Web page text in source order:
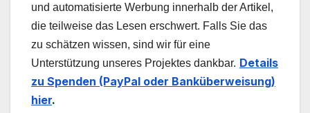
und automatisierte Werbung innerhalb der Artikel,
die teilweise das Lesen erschwert. Falls Sie das
zu schätzen wissen, sind wir für eine
Unterstützung unseres Projektes dankbar. Details
zu Spenden (PayPal oder Banküberweisung)
hier.